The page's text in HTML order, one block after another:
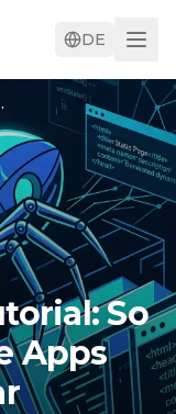
DE
sichtbar
So
Apps